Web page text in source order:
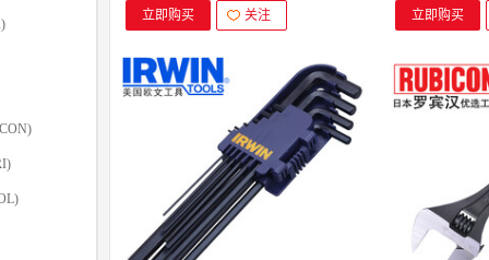
立即购买 关注 立即购买